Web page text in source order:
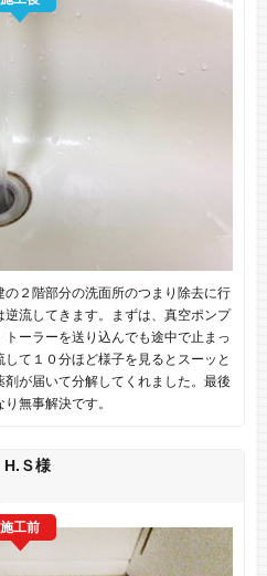
２階部分の洗面所のつまり除去に行
流してきます。まずは、真空ポンプ
ーラーを送り込んでも途中で止まっ
て１０分ほど様子を見るとスーッと
が届いて分解してくれました。最後
無事解決です。
Ｓ様
施工前